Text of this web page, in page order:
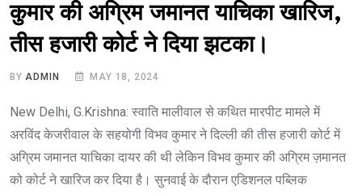
कुमार की अग्रिम जमानत याचिका खारिज,
तीस हजारी कोर्ट ने दिया झटका।
BYADMIN MAY 18, 2024
New Delhi, G.Krishna: स्वाति मालीवाल से कथित मारपीट मामले में
अरविंद केजरीवाल के सहयोगी विभव कुमार ने दिल्ली की तीस हजारी कोर्ट में
अग्रिम जमानत याचिका दायर की थी लेकिन विभव कुमार की अग्रिम ज़मानत
को कोर्ट ने खारिज कर दिया है। सुनवाई के दौरान एडिशनल पब्लिक